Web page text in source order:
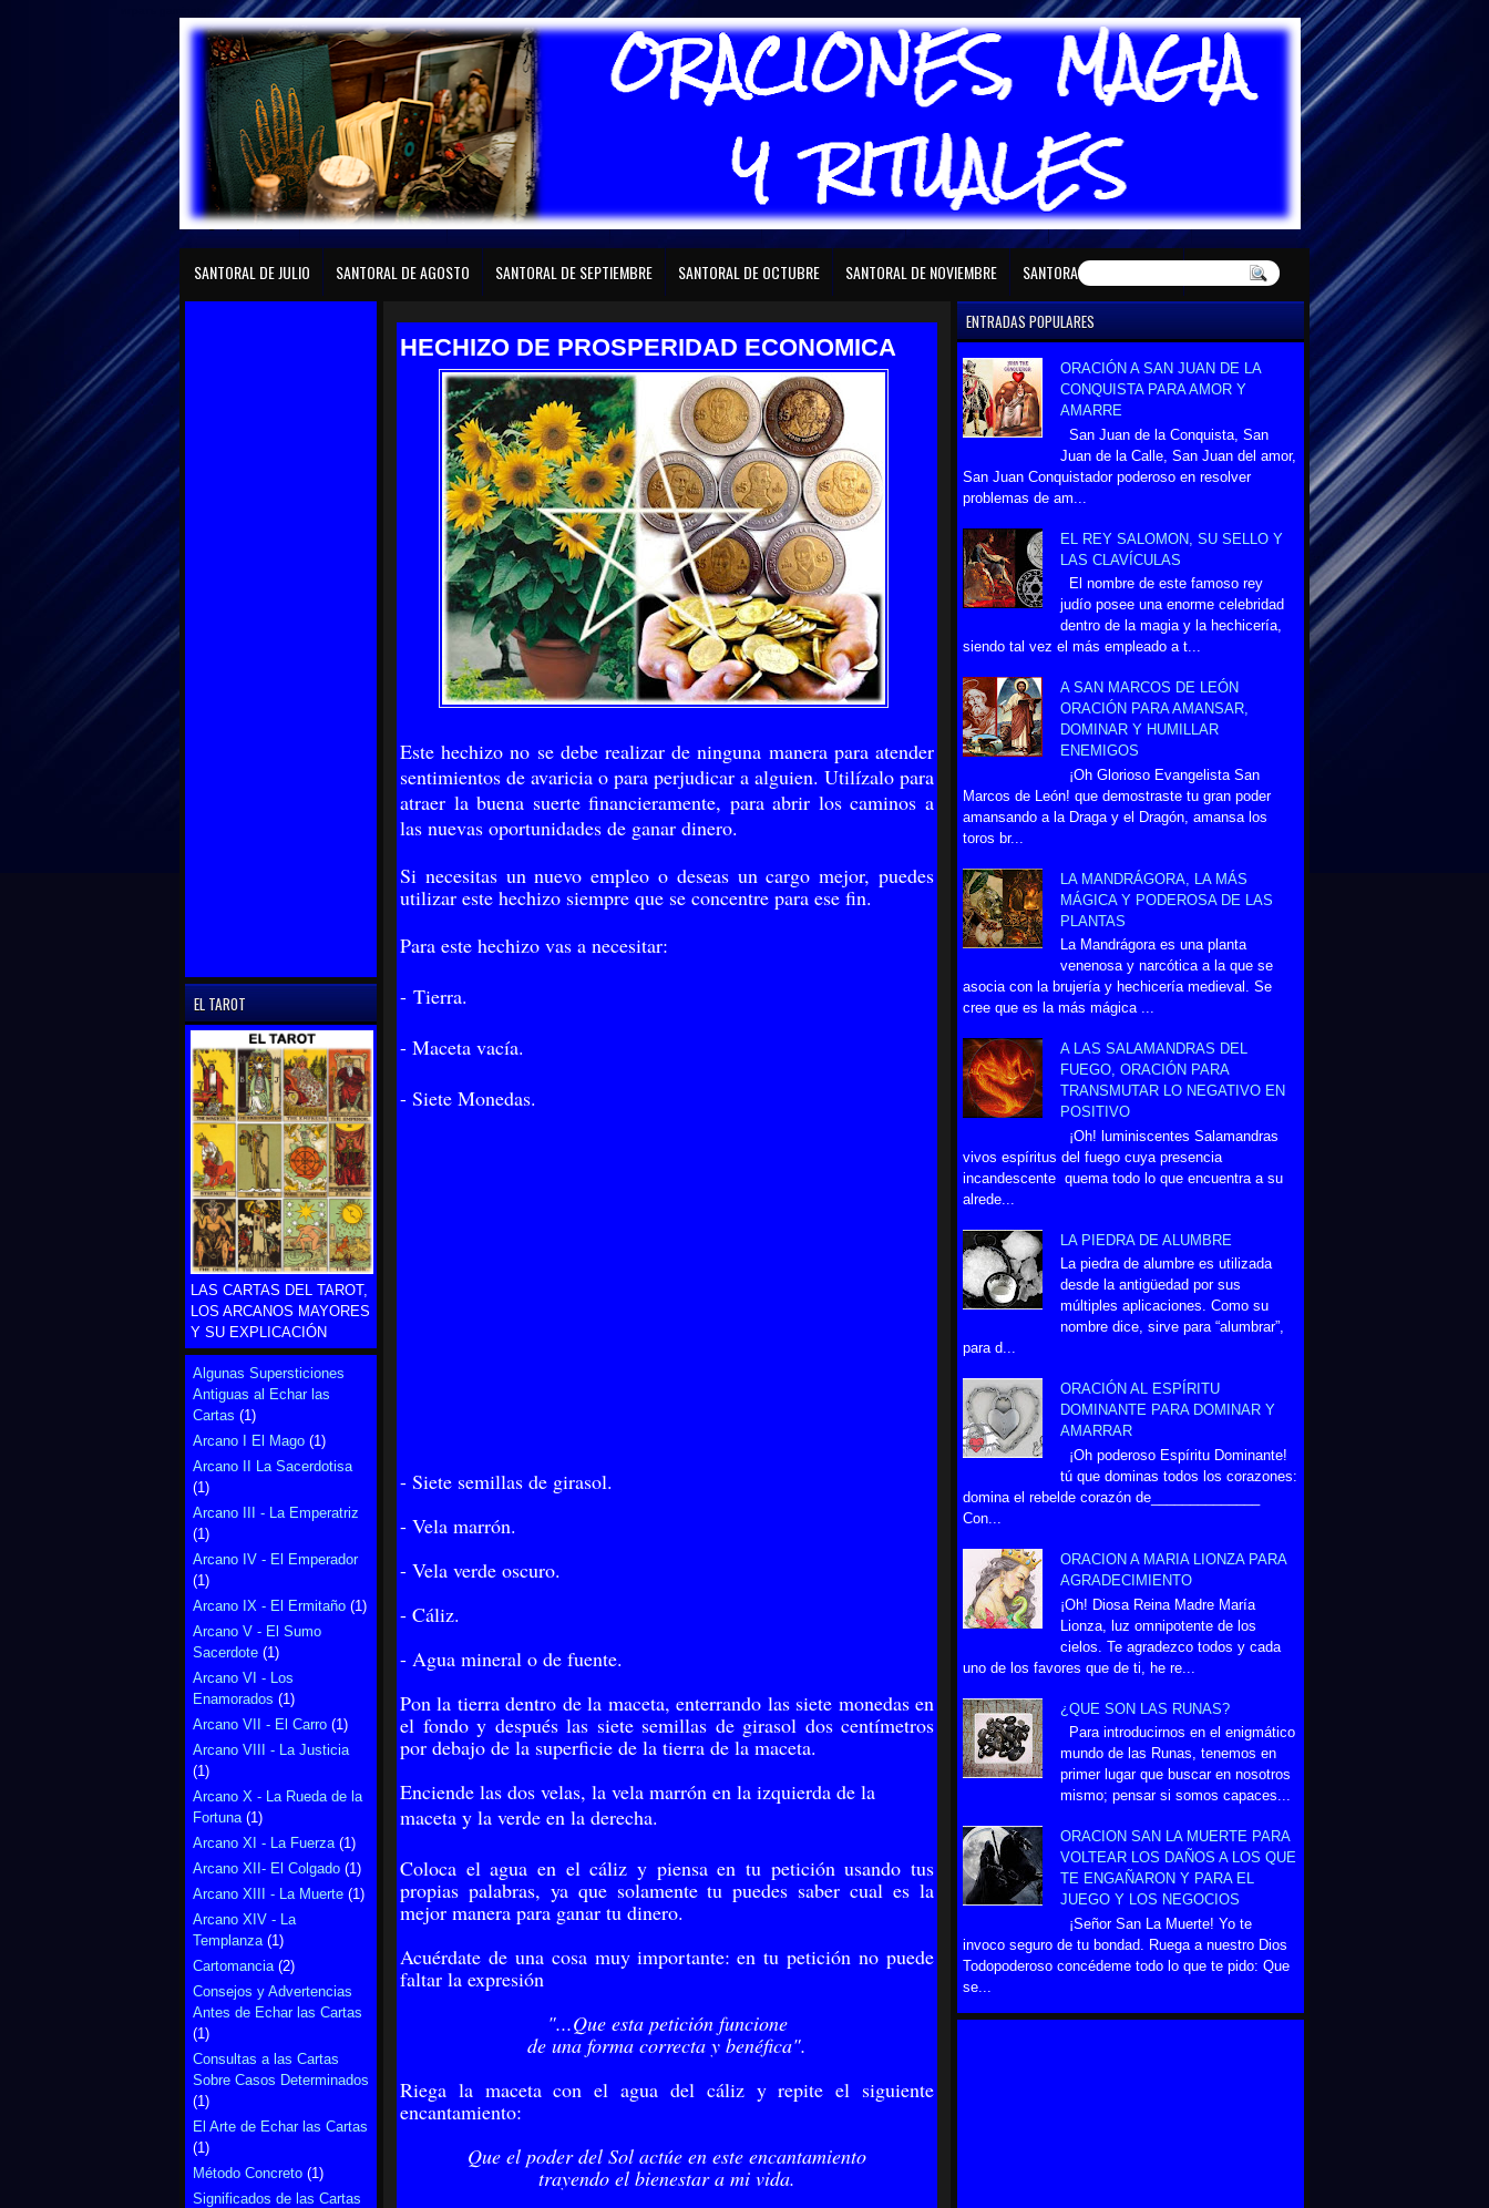
Página principal SANTORAL DE ENERO SANTORAL DE FEBRERO SANTORAL DE MARZO SANTORAL DE ABRIL SANTORAL DE MAYO SANTORAL DE JUNIO
SANTORAL DE JULIO SANTORAL DE AGOSTO SANTORAL DE SEPTIEMBRE SANTORAL DE OCTUBRE SANTORAL DE NOVIEMBRE SANTORAL DE DICIEMBRE
ENTRADAS POPULARES
ORACIÓN A SAN JUAN DE LA
CONQUISTA PARA AMOR Y
AMARRE
San Juan de la Conquista, San
Juan de la Calle, San Juan del amor,
San Juan Conquistador poderoso en resolver
problemas de am...
EL REY SALOMON, SU SELLO Y
LAS CLAVÍCULAS
El nombre de este famoso rey
judío posee una enorme celebridad
dentro de la magia y la hechicería,
siendo tal vez el más empleado a t...
A SAN MARCOS DE LEÓN
ORACIÓN PARA AMANSAR,
DOMINAR Y HUMILLAR
ENEMIGOS
¡Oh Glorioso Evangelista San
Marcos de León! que demostraste tu gran poder
amansando a la Draga y el Dragón, amansa los
toros br...
LA MANDRÁGORA, LA MÁS
MÁGICA Y PODEROSA DE LAS
PLANTAS
La Mandrágora es una planta
venenosa y narcótica a la que se
asocia con la brujería y hechicería medieval. Se
cree que es la más mágica ...
A LAS SALAMANDRAS DEL
FUEGO, ORACIÓN PARA
TRANSMUTAR LO NEGATIVO EN
POSITIVO
¡Oh! luminiscentes Salamandras
vivos espíritus del fuego cuya presencia
incandescente quema todo lo que encuentra a su
alrede...
LA PIEDRA DE ALUMBRE
La piedra de alumbre es utilizada
desde la antigüedad por sus
múltiples aplicaciones. Como su
nombre dice, sirve para “alumbrar”,
para d...
ORACIÓN AL ESPÍRITU
DOMINANTE PARA DOMINAR Y
AMARRAR
¡Oh poderoso Espíritu Dominante!
tú que dominas todos los corazones:
domina el rebelde corazón de______________
Con...
ORACION A MARIA LIONZA PARA
AGRADECIMIENTO
¡Oh! Diosa Reina Madre María
Lionza, luz omnipotente de los
cielos. Te agradezco todos y cada
uno de los favores que de ti, he re...
¿QUE SON LAS RUNAS?
Para introducirnos en el enigmático
mundo de las Runas, tenemos en
primer lugar que buscar en nosotros
mismo; pensar si somos capaces...
ORACION SAN LA MUERTE PARA
VOLTEAR LOS DAÑOS A LOS QUE
TE ENGAÑARON Y PARA EL
JUEGO Y LOS NEGOCIOS
¡Señor San La Muerte! Yo te
invoco seguro de tu bondad. Ruega a nuestro Dios
Todopoderoso concédeme todo lo que te pido: Que
se...
HECHIZO DE PROSPERIDAD ECONOMICA
Este hechizo no se debe realizar de ninguna manera para atender
sentimientos de avaricia o para perjudicar a alguien. Utilízalo para
atraer la buena suerte financieramente, para abrir los caminos a
las nuevas oportunidades de ganar dinero.
Si necesitas un nuevo empleo o deseas un cargo mejor, puedes
utilizar este hechizo siempre que se concentre para ese fin.
Para este hechizo vas a necesitar:
- Tierra.
- Maceta vacía.
- Siete Monedas.
- Siete semillas de girasol.
- Vela marrón.
- Vela verde oscuro.
- Cáliz.
- Agua mineral o de fuente.
Pon la tierra dentro de la maceta, enterrando las siete monedas en
el fondo y después las siete semillas de girasol dos centímetros
por debajo de la superficie de la tierra de la maceta.
Enciende las dos velas, la vela marrón en la izquierda de la
maceta y la verde en la derecha.
Coloca el agua en el cáliz y piensa en tu petición usando tus
propias palabras, ya que solamente tu puedes saber cual es la
mejor manera para ganar tu dinero.
Acuérdate de una cosa muy importante: en tu petición no puede
faltar la expresión
"...Que esta petición funcione
de una forma correcta y benéfica".
Riega la maceta con el agua del cáliz y repite el siguiente
encantamiento:
Que el poder del Sol actúe en este encantamiento
trayendo el bienestar a mi vida.
EL TAROT
LAS CARTAS DEL TAROT,
LOS ARCANOS MAYORES
Y SU EXPLICACIÓN
Algunas Supersticiones
Antiguas al Echar las
Cartas (1)
Arcano I El Mago (1)
Arcano II La Sacerdotisa
(1)
Arcano III - La Emperatriz
(1)
Arcano IV - El Emperador
(1)
Arcano IX - El Ermitaño (1)
Arcano V - El Sumo
Sacerdote (1)
Arcano VI - Los
Enamorados (1)
Arcano VII - El Carro (1)
Arcano VIII - La Justicia
(1)
Arcano X - La Rueda de la
Fortuna (1)
Arcano XI - La Fuerza (1)
Arcano XII- El Colgado (1)
Arcano XIII - La Muerte (1)
Arcano XIV - La
Templanza (1)
Cartomancia (2)
Consejos y Advertencias
Antes de Echar las Cartas
(1)
Consultas a las Cartas
Sobre Casos Determinados
(1)
El Arte de Echar las Cartas
(1)
Método Concreto (1)
Significados de las Cartas